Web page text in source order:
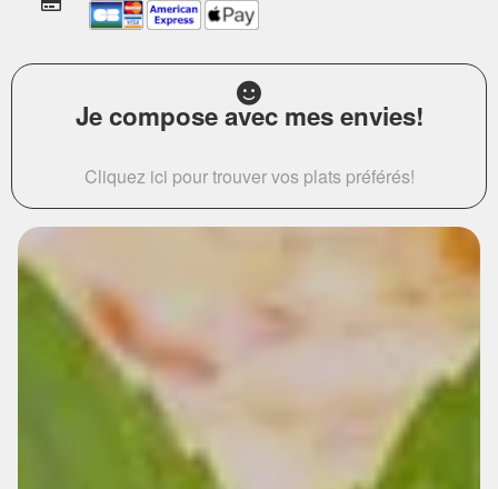
Je compose avec mes envies!
Cliquez ici pour trouver vos plats préférés!